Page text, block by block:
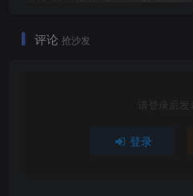
评论 抢沙发
请登录后发
登录